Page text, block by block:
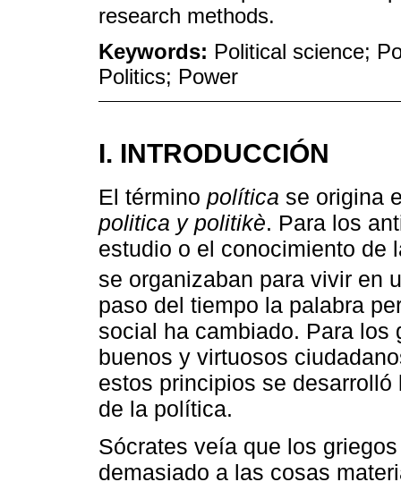
research methods.
Keywords: Political science;
Politics; Power
I. INTRODUCCIÓN
El término política se origina
politica y politikè. Para los
estudio o el conocimiento de
se organizaban para vivir en
paso del tiempo la palabra
social ha cambiado. Para
buenos y virtuosos
estos principios se
de la política.
Sócrates veía que los
demasiado a las cosas